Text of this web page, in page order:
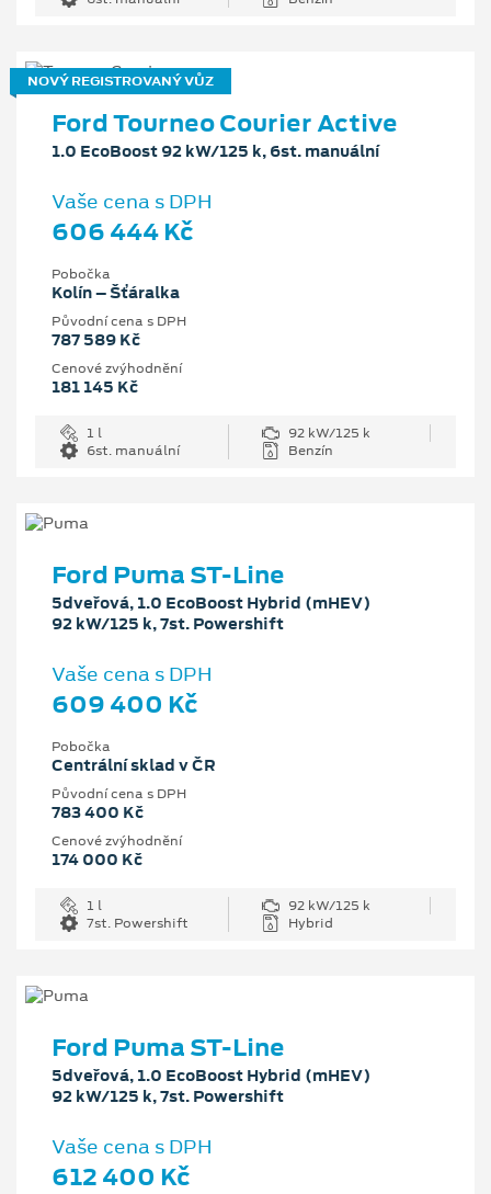
NOVÝ REGISTROVANÝ VŮZ
Ford Tourneo Courier Active
1.0 EcoBoost 92 kW/125 k, 6st. manuální
Vaše cena s DPH
606 444 Kč
Pobočka
Kolín – Šťáralka
Původní cena s DPH
787 589 Kč
Cenové zvýhodnění
181 145 Kč
1 l
92 kW/125 k
6st. manuální
Benzín
Ford Puma ST-Line
5dveřová, 1.0 EcoBoost Hybrid (mHEV)
92 kW/125 k, 7st. Powershift
Vaše cena s DPH
609 400 Kč
Pobočka
Centrální sklad v ČR
Původní cena s DPH
783 400 Kč
Cenové zvýhodnění
174 000 Kč
1 l
92 kW/125 k
7st. Powershift
Hybrid
Ford Puma ST-Line
5dveřová, 1.0 EcoBoost Hybrid (mHEV)
92 kW/125 k, 7st. Powershift
Vaše cena s DPH
612 400 Kč